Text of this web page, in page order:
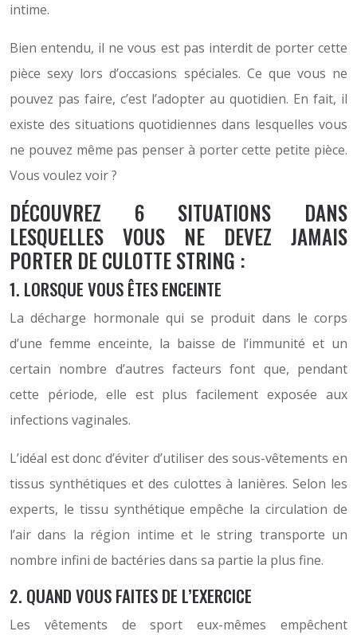
intime.
Bien entendu, il ne vous est pas interdit de porter cette
pièce sexy lors d’occasions spéciales. Ce que vous ne
pouvez pas faire, c’est l’adopter au quotidien. En fait, il
existe des situations quotidiennes dans lesquelles vous
ne pouvez même pas penser à porter cette petite pièce.
Vous voulez voir ?
DÉCOUVREZ 6 SITUATIONS DANS
LESQUELLES VOUS NE DEVEZ JAMAIS
PORTER DE CULOTTE STRING :
1. LORSQUE VOUS ÊTES ENCEINTE
La décharge hormonale qui se produit dans le corps
d’une femme enceinte, la baisse de l’immunité et un
certain nombre d’autres facteurs font que, pendant
cette période, elle est plus facilement exposée aux
infections vaginales.
L’idéal est donc d’éviter d’utiliser des sous-vêtements en
tissus synthétiques et des culottes à lanières. Selon les
experts, le tissu synthétique empêche la circulation de
l’air dans la région intime et le string transporte un
nombre infini de bactéries dans sa partie la plus fine.
2. QUAND VOUS FAITES DE L’EXERCICE
Les vêtements de sport eux-mêmes empêchent